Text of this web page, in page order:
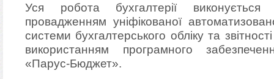
Уся робота бухгалтерії виконується
провадженням уніфікованої
системи бухгалтерського обліку та
використанням програмного
«Парус-Бюджет».